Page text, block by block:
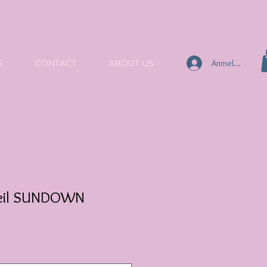
CONTACT ABOUT US Anmelden
SUNDOWN